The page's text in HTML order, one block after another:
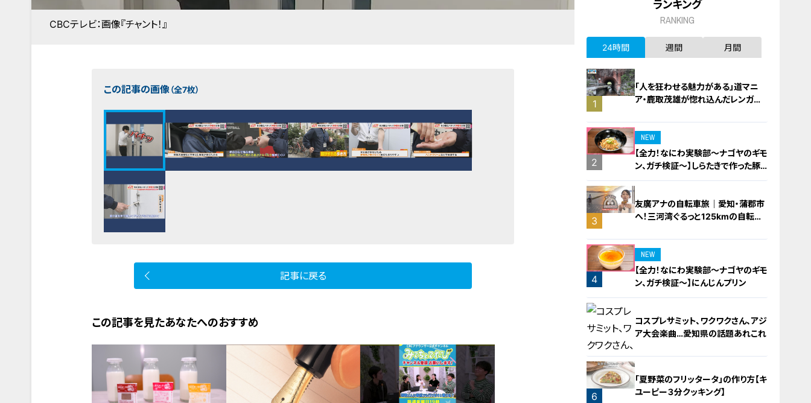
CBCテレビ：画像『チャント！』
この記事の画像（全7枚）
記事に戻る
この記事を見たあなたへのおすすめ
ランキング
RANKING
24時間 週間 月間
1
「人を狂わせる魅力がある」道マニ
ア・鹿取茂雄が惚れ込んだレンガの
2
NEW
【全力！なにわ実験部～ナゴヤのギモ
ン、ガチ検証～】しらたきで作った豚
バラミンチの油そば
3
友廣アナの自転車旅｜愛知・蒲郡市
へ！三河湾ぐるっと125kmの自転車
4
NEW
【全力！なにわ実験部～ナゴヤのギモ
ン、ガチ検証～】にんじんプリン
コスプレサミット、ワクワクさん、アジ
ア大会楽曲…愛知県の話題あれこれ
6
「夏野菜のフリッタータ」の作り方【キ
ユーピー３分クッキング】